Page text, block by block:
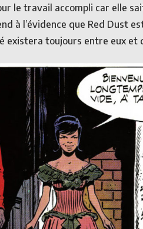
le travail accompli car elle
à l’évidence que Red Dust
existera toujours entre eux et